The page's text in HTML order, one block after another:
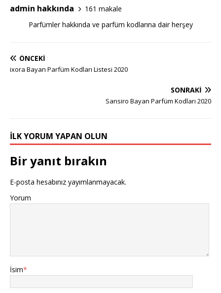
admin hakkında
161 makale
Parfümler hakkında ve parfüm kodlarına dair herşey
ÖNCEKI
ixora Bayan Parfüm Kodları Listesi 2020
SONRAKI
Sansiro Bayan Parfüm Kodları 2020
İLK YORUM YAPAN OLUN
Bir yanıt bırakın
E-posta hesabınız yayımlanmayacak.
Yorum
İsim*